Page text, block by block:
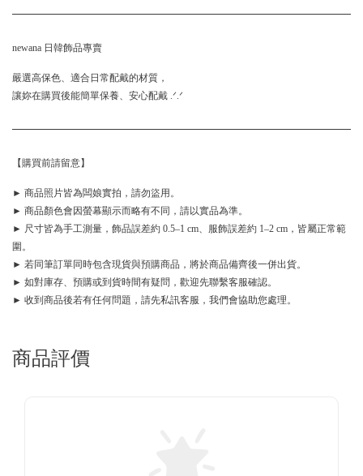
newana 日韓飾品專賣
嚴選高保色、適合日常配戴的材質，
讓妳在購買後能簡單保養、安心配戴 .ᐟ.ᐟ
【購買前請留意】
► 商品照片皆為闆娘實拍，請勿盜用。
► 商品顏色會因螢幕顯示而略有不同，請以實品為準。
► 尺寸皆為手工測量，飾品誤差約 0.5–1 cm、服飾誤差約 1–2 cm，皆屬正常範
圍。
► 若同筆訂單同時包含現貨與預購商品，將於商品備齊後一併出貨。
► 如對庫存、預購或到貨時間有疑問，歡迎先聯繫客服確認。
► 收到商品後若有任何問題，請先私訊客服，我們會協助您處理。
商品評價